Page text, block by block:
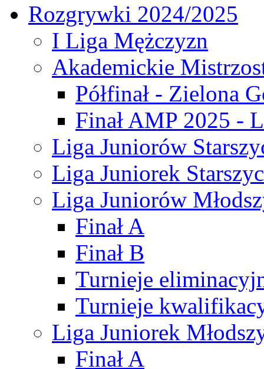
Rozgrywki 2024/2025
I Liga Mężczyzn
Akademickie
Półfinał - Zielona
Finał AMP 2025 -
Liga Juniorów
Liga Juniorek
Liga Juniorów
Finał A
Finał B
Turnieje
Turnieje
Liga Juniorek
Finał A